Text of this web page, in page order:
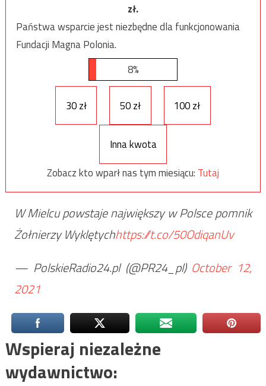
zł.
Państwa wsparcie jest niezbędne dla funkcjonowania
Fundacji Magna Polonia.
8%
30 zł 50 zł 100 zł
Inna kwota
Zobacz kto wparł nas tym miesiącu: Tutaj
W Mielcu powstaje największy w Polsce pomnik
Żołnierzy Wyklętychhttps://t.co/50OdiqanUv
— PolskieRadio24.pl (@PR24_pl) October 12,
2021
Wspieraj niezależne
wydawnictwo: